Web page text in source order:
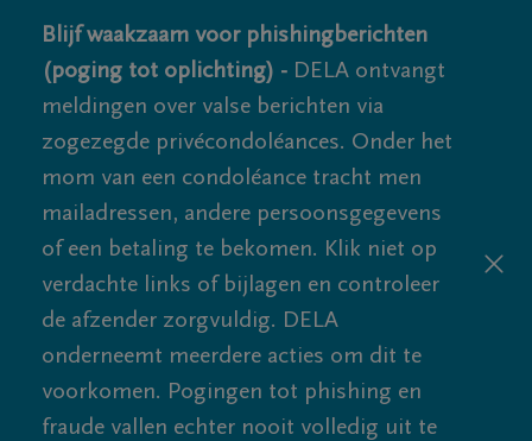
Blijf waakzaam voor phishingberichten
(poging tot oplichting) - DELA ontvangt
meldingen over valse berichten via
zogezegde privécondoléances. Onder het
mom van een condoléance tracht men
mailadressen, andere persoonsgegevens
of een betaling te bekomen. Klik niet op
verdachte links of bijlagen en controleer
de afzender zorgvuldig. DELA
onderneemt meerdere acties om dit te
voorkomen. Pogingen tot phishing en
fraude vallen echter nooit volledig uit te